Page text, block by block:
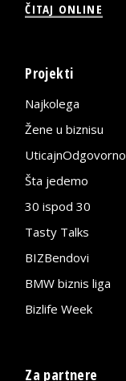
ČITAJ ONLINE
Projekti
Najkolega
Žene u biznisu
UticajnOdgovorno
Šta jedemo
30 ispod 30
Tasty Talks
BIZBendovi
BMW biznis liga
Bizlife Week
Za partnere